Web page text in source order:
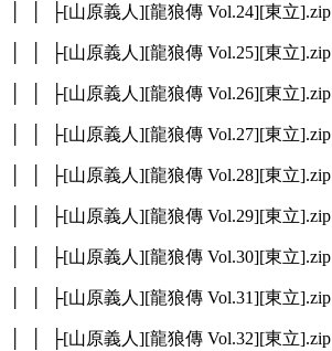
│ │ ├[山原義人][龍狼傳 Vol.24][東立].zip
│ │ ├[山原義人][龍狼傳 Vol.25][東立].zip
│ │ ├[山原義人][龍狼傳 Vol.26][東立].zip
│ │ ├[山原義人][龍狼傳 Vol.27][東立].zip
│ │ ├[山原義人][龍狼傳 Vol.28][東立].zip
│ │ ├[山原義人][龍狼傳 Vol.29][東立].zip
│ │ ├[山原義人][龍狼傳 Vol.30][東立].zip
│ │ ├[山原義人][龍狼傳 Vol.31][東立].zip
│ │ ├[山原義人][龍狼傳 Vol.32][東立].zip